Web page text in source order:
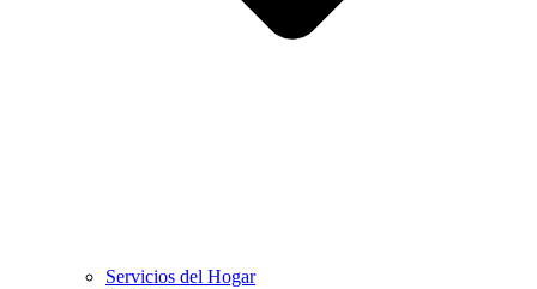
Servicios del Hogar